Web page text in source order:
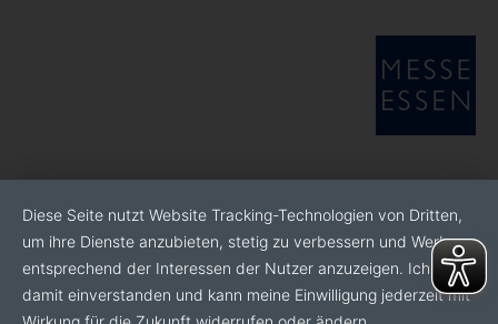
Diese Seite nutzt Website Tracking-Technologien von Dritten,
um ihre Dienste anzubieten, stetig zu verbessern und Werbung
entsprechend der Interessen der Nutzer anzuzeigen. Ich bin
damit einverstanden und kann meine Einwilligung jederzeit mit